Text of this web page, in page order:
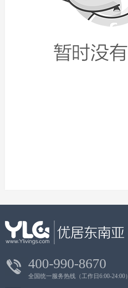
400-990-8670
全国统一服务热线（工作日6:00-24:00）